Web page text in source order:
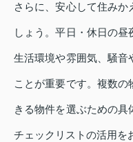
さらに、安心して住みか
しょう。平日・休日の
生活環境や雰囲気、騒音
ことが重要です。複数
きる物件を選ぶための
チェックリストの活用を